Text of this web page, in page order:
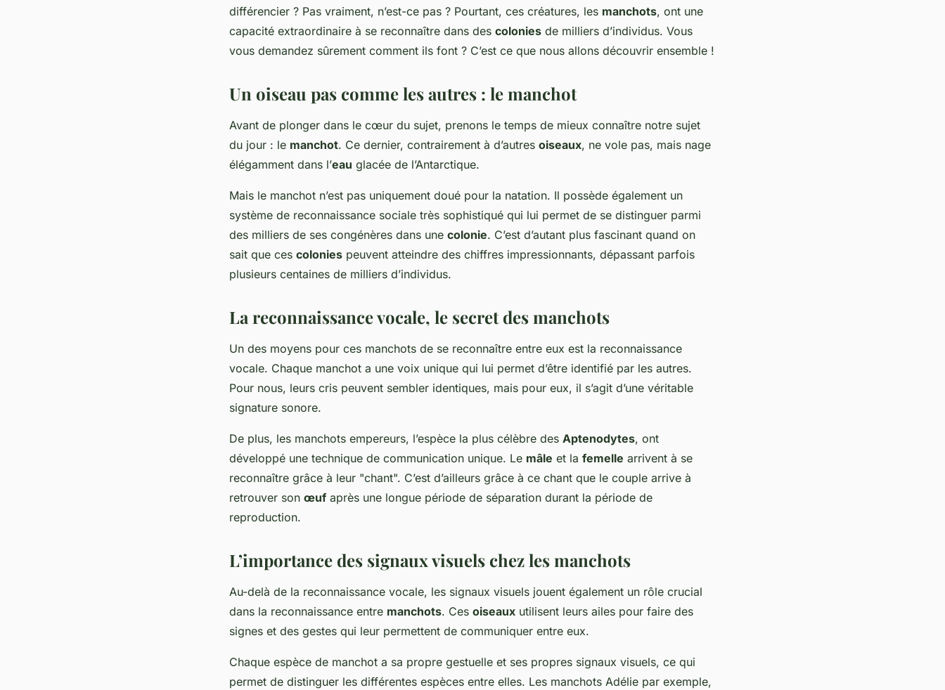
différencier ? Pas vraiment, n’est-ce pas ? Pourtant, ces créatures, les manchots, ont une
capacité extraordinaire à se reconnaître dans des colonies de milliers d’individus. Vous
vous demandez sûrement comment ils font ? C’est ce que nous allons découvrir ensemble !
Un oiseau pas comme les autres : le manchot
Avant de plonger dans le cœur du sujet, prenons le temps de mieux connaître notre sujet
du jour : le manchot. Ce dernier, contrairement à d’autres oiseaux, ne vole pas, mais nage
élégamment dans l’eau glacée de l’Antarctique.
Mais le manchot n’est pas uniquement doué pour la natation. Il possède également un
système de reconnaissance sociale très sophistiqué qui lui permet de se distinguer parmi
des milliers de ses congénères dans une colonie. C’est d’autant plus fascinant quand on
sait que ces colonies peuvent atteindre des chiffres impressionnants, dépassant parfois
plusieurs centaines de milliers d’individus.
La reconnaissance vocale, le secret des manchots
Un des moyens pour ces manchots de se reconnaître entre eux est la reconnaissance
vocale. Chaque manchot a une voix unique qui lui permet d’être identifié par les autres.
Pour nous, leurs cris peuvent sembler identiques, mais pour eux, il s’agit d’une véritable
signature sonore.
De plus, les manchots empereurs, l’espèce la plus célèbre des Aptenodytes, ont
développé une technique de communication unique. Le mâle et la femelle arrivent à se
reconnaître grâce à leur "chant". C’est d’ailleurs grâce à ce chant que le couple arrive à
retrouver son œuf après une longue période de séparation durant la période de
reproduction.
L’importance des signaux visuels chez les manchots
Au-delà de la reconnaissance vocale, les signaux visuels jouent également un rôle crucial
dans la reconnaissance entre manchots. Ces oiseaux utilisent leurs ailes pour faire des
signes et des gestes qui leur permettent de communiquer entre eux.
Chaque espèce de manchot a sa propre gestuelle et ses propres signaux visuels, ce qui
permet de distinguer les différentes espèces entre elles. Les manchots Adélie par exemple,